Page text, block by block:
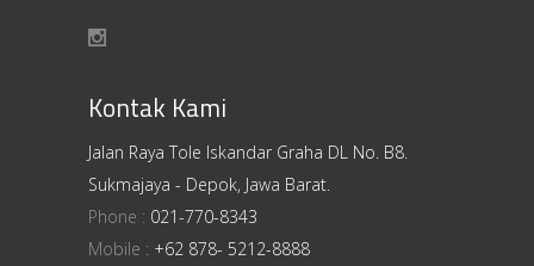
Kontak Kami
Jalan Raya Tole Iskandar Graha DL No. B8.
Sukmajaya - Depok, Jawa Barat.
Phone : 021-770-8343
Mobile : +62 878- 5212-8888